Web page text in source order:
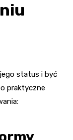
status i być
praktyczne